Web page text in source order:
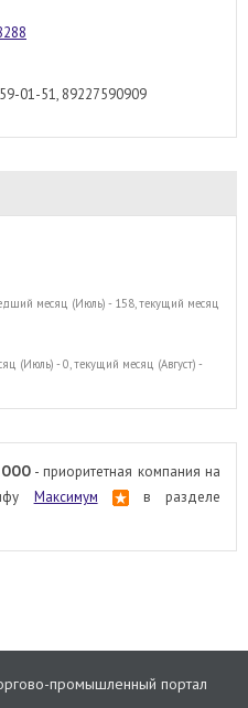
01-51, 89227590909
месяц (Июль) - 158, текущий месяц
(Июль) - 0, текущий месяц (Август) -
- приоритетная компания на
Максимум
в разделе
промышленный портал